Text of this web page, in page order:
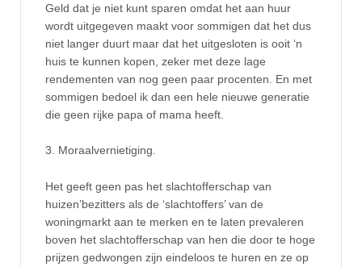
Geld dat je niet kunt sparen omdat het aan huur
wordt uitgegeven maakt voor sommigen dat het dus
niet langer duurt maar dat het uitgesloten is ooit ‘n
huis te kunnen kopen, zeker met deze lage
rendementen van nog geen paar procenten. En met
sommigen bedoel ik dan een hele nieuwe generatie
die geen rijke papa of mama heeft.
3. Moraalvernietiging.
Het geeft geen pas het slachtofferschap van
huizen’bezitters als de ‘slachtoffers’ van de
woningmarkt aan te merken en te laten prevaleren
boven het slachtofferschap van hen die door te hoge
prijzen gedwongen zijn eindeloos te huren en ze op